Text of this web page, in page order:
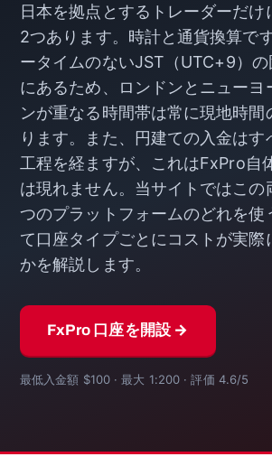
日本を拠点とするトレーダーだけ
2つあります。時計と通貨換算で
ータイムのないJST（UTC+9）の
にあるため、ロンドンとニューヨ
ンが重なる時間帯は常に現地時間
ります。また、円建ての入金はす
工程を経ますが、これはFxPro自
は現れません。当サイトではこの
つのプラットフォームのどれを使
て口座タイプごとにコストが実際
かを解説します。
FxPro 口座を開設 →
最低入金額 $100 · 最大 1:200 · 評価 4.6/5